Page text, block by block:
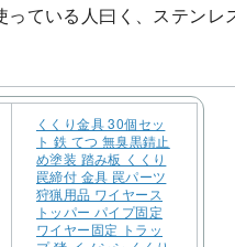
っている人曰く、ステンレ
くくり金具 30個セッ
ト 鉄 てつ 無臭黒錆止
め塗装 踏み板 くくり
罠締付 金具 罠パーツ
狩猟用品 ワイヤース
トッパー パイプ固定
ワイヤー固定 トラッ